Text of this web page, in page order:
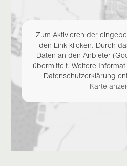
Zum Aktivieren der
den Link klicken. Durch
Daten an den Anbieter
übermittelt. Weitere
Datenschutzerklärung
Karte